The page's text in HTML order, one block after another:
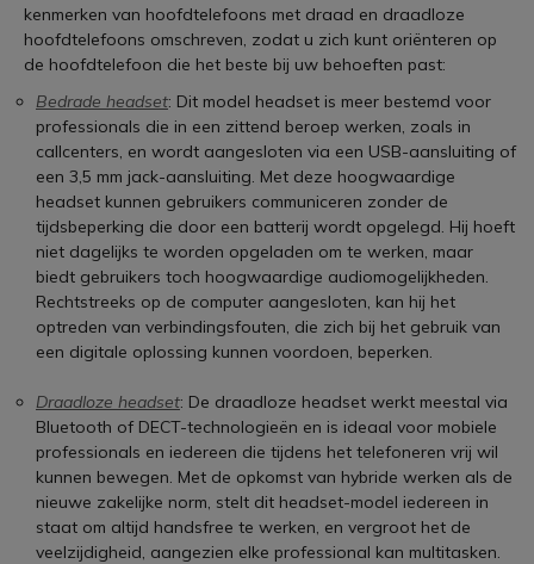
kenmerken van hoofdtelefoons met draad en draadloze
hoofdtelefoons omschreven, zodat u zich kunt oriënteren op
de hoofdtelefoon die het beste bij uw behoeften past:
Bedrade headset: Dit model headset is meer bestemd voor
professionals die in een zittend beroep werken, zoals in
callcenters, en wordt aangesloten via een USB-aansluiting of
een 3,5 mm jack-aansluiting. Met deze hoogwaardige
headset kunnen gebruikers communiceren zonder de
tijdsbeperking die door een batterij wordt opgelegd. Hij hoeft
niet dagelijks te worden opgeladen om te werken, maar
biedt gebruikers toch hoogwaardige audiomogelijkheden.
Rechtstreeks op de computer aangesloten, kan hij het
optreden van verbindingsfouten, die zich bij het gebruik van
een digitale oplossing kunnen voordoen, beperken.
Draadloze headset: De draadloze headset werkt meestal via
Bluetooth of DECT-technologieën en is ideaal voor mobiele
professionals en iedereen die tijdens het telefoneren vrij wil
kunnen bewegen. Met de opkomst van hybride werken als de
nieuwe zakelijke norm, stelt dit headset-model iedereen in
staat om altijd handsfree te werken, en vergroot het de
veelzijdigheid, aangezien elke professional kan multitasken.